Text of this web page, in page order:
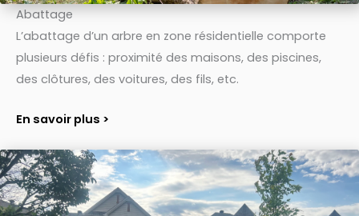
Abattage
L’abattage d’un arbre en zone résidentielle comporte
plusieurs défis : proximité des maisons, des piscines,
des clôtures, des voitures, des fils, etc.
En savoir plus >